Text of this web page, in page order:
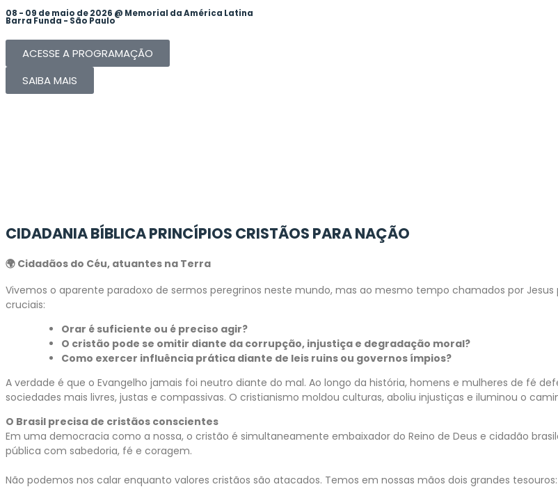
08 - 09 de maio de 2026 @ Memorial da América Latina
Barra Funda - São Paulo
ACESSE A PROGRAMAÇÃO
SAIBA MAIS
CIDADANIA BÍBLICAPRINCÍPIOS CRISTÃOS PARA NAÇÃO
🌍 Cidadãos do Céu, atuantes na Terra
Vivemos o aparente paradoxo de sermos peregrinos neste mundo, mas ao mesmo tempo chamados por
cruciais:
Orar é suficiente ou é preciso agir?
O cristão pode se omitir diante da corrupção, injustiça e degradação moral?
Como exercer influência prática diante de leis ruins ou governos ímpios?
A verdade é que o Evangelho jamais foi neutro diante do mal. Ao longo da história, homens e mulheres de fé
sociedades mais livres, justas e compassivas. O cristianismo moldou culturas, aboliu injustiças e iluminou o
O Brasil precisa de cristãos conscientes
Em uma democracia como a nossa, o cristão é simultaneamente embaixador do Reino de Deus e cidadão
pública com sabedoria, fé e coragem.
Não podemos nos calar enquanto valores cristãos são atacados. Temos em nossas mãos dois grandes tesouros: